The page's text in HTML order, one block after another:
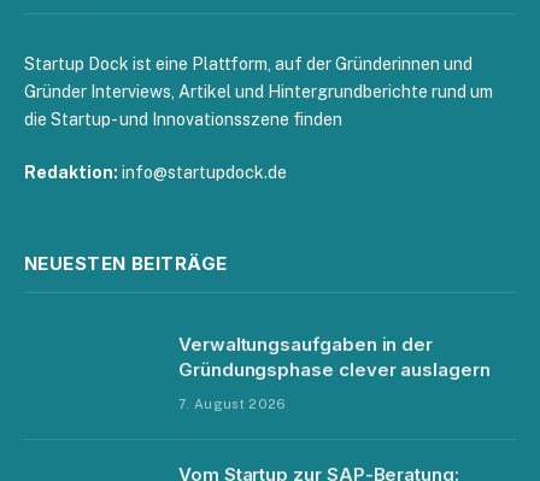
Startup Dock ist eine Plattform, auf der Gründerinnen und
Gründer Interviews, Artikel und Hintergrundberichte rund um
die Startup- und Innovationsszene finden
Redaktion: info@startupdock.de
NEUESTEN BEITRÄGE
Verwaltungsaufgaben in der
Gründungsphase clever auslagern
7. August 2026
Vom Startup zur SAP-Beratung: